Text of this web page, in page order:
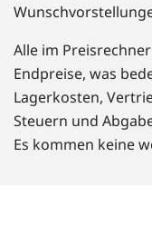
Alle im
Endpreise, was
Lagerkosten,
Steuern und
Es kommen keine